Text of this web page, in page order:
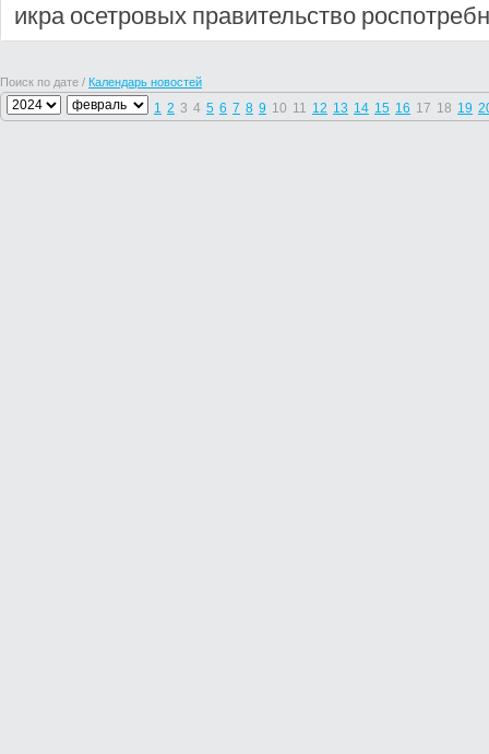
икра осетровых правительство
Поиск по дате / Календарь новостей
1 2 3 4 5 6 7 8 9 10 11 12 13 14 15 16 17 18 19